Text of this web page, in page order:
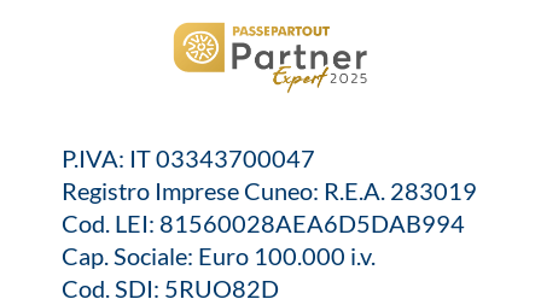
P.IVA: IT 03343700047
Registro Imprese Cuneo: R.E.A. 283019
Cod. LEI: 81560028AEA6D5DAB994
Cap. Sociale: Euro 100.000 i.v.
Cod. SDI: 5RUO82D